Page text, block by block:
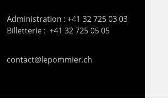
Administration : +41 32 725 03 03
Billetterie : +41 32 725 05 05
contact@lepommier.ch